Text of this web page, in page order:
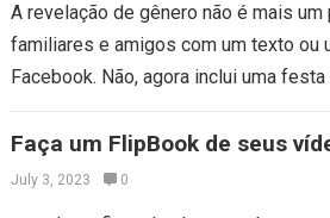
A revelação de gênero não é mais um
familiares e amigos com um texto ou
Facebook. Não, agora inclui uma
Faça um FlipBook de seus
July 3, 2023 0